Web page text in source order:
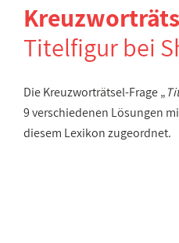
Titelfigur bei
Die Kreuzworträtsel-Frage „
9 verschiedenen Lösungen
diesem Lexikon zugeordnet.